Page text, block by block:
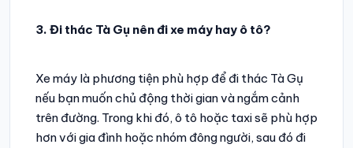
3. Đi thác Tà Gụ nên đi xe máy hay ô tô?
Xe máy là phương tiện phù hợp để đi thác Tà Gụ
nếu bạn muốn chủ động thời gian và ngắm cảnh
trên đường. Trong khi đó, ô tô hoặc taxi sẽ phù hợp
hơn với gia đình hoặc nhóm đông người, sau đó đi